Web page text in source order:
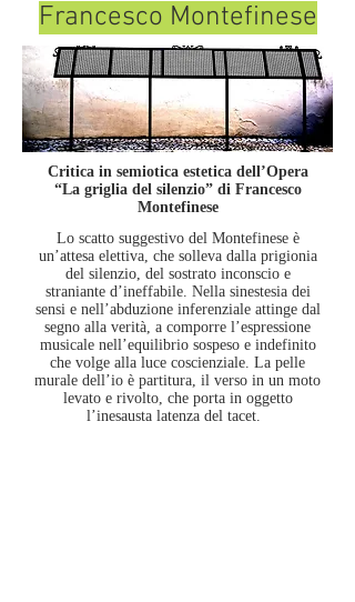
Francesco Montefinese
Critica in semiotica estetica dell’Opera
“La griglia del silenzio” di Francesco
Montefinese
Lo scatto suggestivo del Montefinese è
un’attesa elettiva, che solleva dalla prigionia
del silenzio, del sostrato inconscio e
straniante d’ineffabile. Nella sinestesia dei
sensi e nell’abduzione inferenziale attinge dal
segno alla verità, a comporre l’espressione
musicale nell’equilibrio sospeso e indefinito
che volge alla luce coscienziale. La pelle
murale dell’io è partitura, il verso in un moto
levato e rivolto, che porta in oggetto
l’inesausta latenza del tacet.